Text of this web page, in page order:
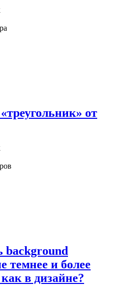
от
background
темнее и более
в дизайне?